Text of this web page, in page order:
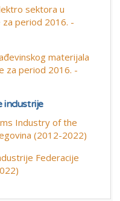
sektora u
za period 2016. -
materijala
za period 2016. -
industrije
Industry of the
(2012-2022)
Federacije